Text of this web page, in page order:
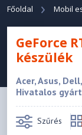
Főoldal Mobil
GeForce
készülék
Acer, Asus,
Hivatalos
Szűrés